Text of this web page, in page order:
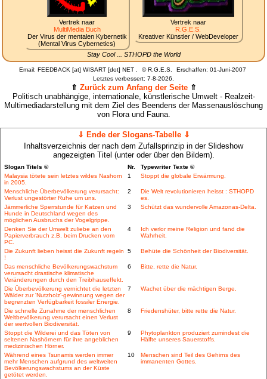
Vertrek naar
MultiMedia Buch
Der Virus der mentalen Kybernetik
(Mental Virus Cybernetics)
Vertrek naar
R.G.E.S.
Kreativer Künstler / WebDeveloper
Stay Cool ... STHOPD the World
Email: FEEDBACK [at] WISART [dot] NET . ©R.G.E.S.
Erschaffen: 01-Juni-2007
Letztes verbessert: 7-8-2026.
⇑ Zurück zum Anfang der Seite⇑
Politisch unabhängige, internationale, künstlerische Umwelt - Realzeit-
Multimediadarstellung mit dem Ziel des Beendens der Massenauslöschung
von Flora und Fauna.
⇓ Ende der Slogans-Tabelle ⇓
Inhaltsverzeichnis der nach dem Zufallsprinzip in der Slideshow
angezeigten Titel (unter oder über den Bildern).
Slogan Titels © Nr.
Typewriter Texte ©
Malaysia tötete sein letztes wildes Nashorn
in 2005.
1 Stoppt die globale Erwärmung.
Menschliche Überbevölkerung verursacht:
Verlust ungestörter Ruhe um uns.
2
Die Welt revolutionieren heisst : STHOPD
es.
Jämmerliche Sperrstunde für Katzen und
Hunde in Deutschland wegen des
möglichen Ausbruchs der Vogelgrippe.
3 Schützt das wundervolle Amazonas-Delta.
Denken Sie der Umwelt zuliebe an den
Papierverbrauch z.B. beim Drucken vom
PC.
4
Ich verlor meine Religion und fand die
Wahrheit.
Die Zukunft lieben heisst die Zukunft regeln
!
5 Behüte die Schönheit der Biodiversität.
Das menschliche Bevölkerungswachstum
verursacht drastische klimatische
Veränderungen durch den Treibhauseffekt.
6 Bitte, rette die Natur.
Die Überbevölkerung vernichtet die letzten
Wälder zur 'Nutzholz'-gewinnung wegen der
begrenzten Verfügbarkeit fossiler Energie.
7 Wachet über die mächtigen Berge.
Die schnelle Zunahme der menschlichen
Weltbevölkerung verursacht einen Verlust
der wertvollen Biodiversität.
8 Friedenshüter, bitte rette die Natur.
Stoppt die Wilderei und das Töten von
seltenen Nashörnern für ihre angeblichen
medizinischen Hörner.
9
Phytoplankton produziert zumindest die
Hälfte unseres Sauerstoffs.
Während eines Tsunamis werden immer
mehr Menschen aufgrund des weltweiten
Bevölkerungswachstums an der Küste
getötet werden.
10
Menschen sind Teil des Gehirns des
immanenten Gottes.